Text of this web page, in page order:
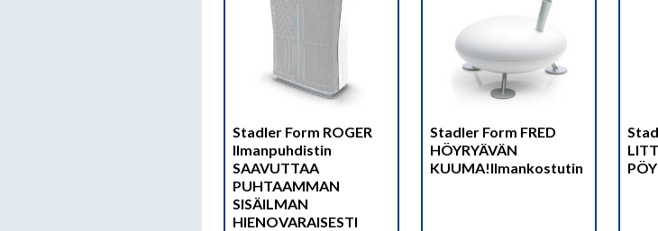
Stadler Form ROGER
Ilmanpuhdistin
SAAVUTTAA
PUHTAAMMAN
SISÄILMAN
HIENOVARAISESTI
Stadler Form FRED
HÖYRYÄVÄN
KUUMA!Ilmankostutin